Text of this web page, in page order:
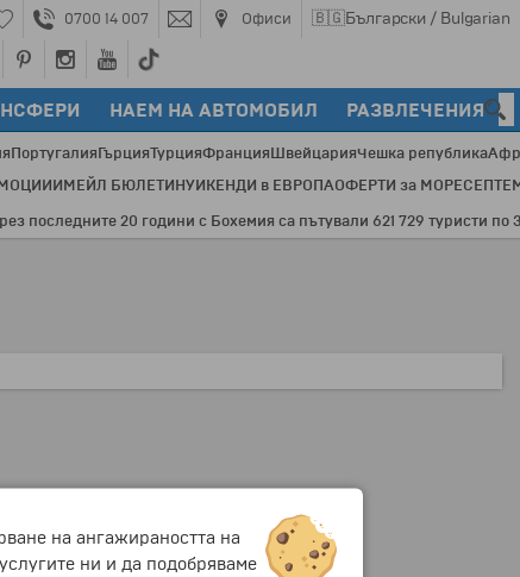
0700 14 007 Офиси 🇧🇬Български / Bulgarian
НАЕМ НА АВТОМОБИЛ РАЗВЛЕЧЕНИЯ
ПортугалияГърцияТурцияФранцияШвейцарияЧешка република
ИМЕЙЛ БЮЛЕТИНУИКЕНДИ в ЕВРОПАОФЕРТИ за МОРЕ
последните 20 години с Бохемия са пътували 621 729 туристи по
на ангажираността на
ни и да подобряваме